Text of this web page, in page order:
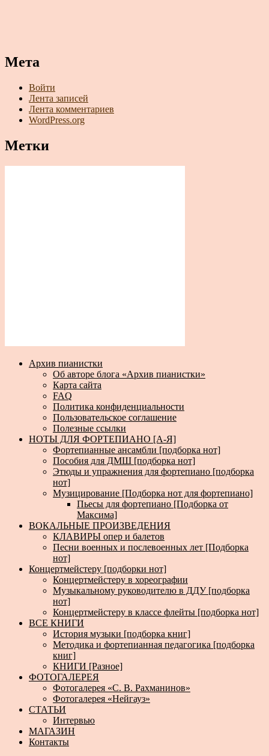
Мета
Войти
Лента записей
Лента комментариев
WordPress.org
Метки
Архив пианистки
Об авторе блога «Архив пианистки»
Карта сайта
FAQ
Политика конфиденциальности
Пользовательское соглашение
Полезные ссылки
НОТЫ ДЛЯ ФОРТЕПИАНО [А-Я]
Фортепианные ансамбли [подборка нот]
Пособия для ДМШ [подборка нот]
Этюды и упражнения для фортепиано [подборка
нот]
Музицирование [Подборка нот для фортепиано]
Пьесы для фортепиано [Подборка от
Максима]
ВОКАЛЬНЫЕ ПРОИЗВЕДЕНИЯ
КЛАВИРЫ опер и балетов
Песни военных и послевоенных лет [Подборка
нот]
Концертмейстеру [подборки нот]
Концертмейстеру в хореографии
Музыкальному руководителю в ДДУ [подборка
нот]
Концертмейстеру в классе флейты [подборка нот]
ВСЕ КНИГИ
История музыки [подборка книг]
Методика и фортепианная педагогика [подборка
книг]
КНИГИ [Разное]
ФОТОГАЛЕРЕЯ
Фотогалерея «С. В. Рахманинов»
Фотогалерея «Нейгауз»
СТАТЬИ
Интервью
МАГАЗИН
Контакты